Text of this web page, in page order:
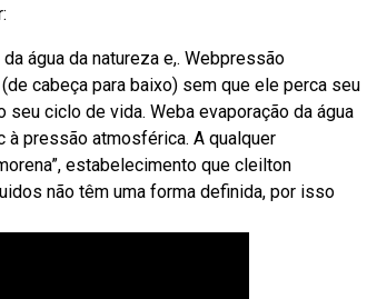
água da natureza e,. Webpressão
cabeça para baixo) sem que ele perca seu
ciclo de vida. Weba evaporação da água
à pressão atmosférica. A qualquer
estabelecimento que cleilton
não têm uma forma definida, por isso